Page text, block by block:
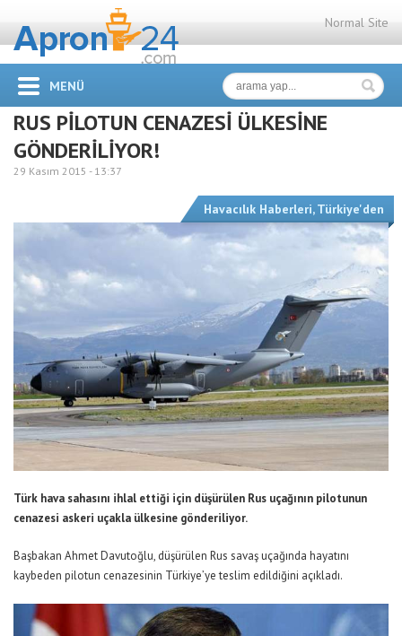
Normal Site
MENÜ
RUS PİLOTUN CENAZESİ ÜLKESİNE
GÖNDERİLİYOR!
29 Kasım 2015 - 13:37
Havacılık Haberleri,Türkiye'den
Türk hava sahasını ihlal ettiği için düşürülen Rus uçağının pilotunun
cenazesi askeri uçakla ülkesine gönderiliyor.
Başbakan Ahmet Davutoğlu, düşürülen Rus savaş uçağında hayatını
kaybeden pilotun cenazesinin Türkiye’ye teslim edildiğini açıkladı.